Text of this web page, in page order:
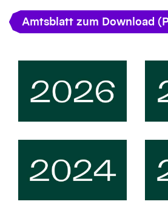
Amtsblatt zum Download